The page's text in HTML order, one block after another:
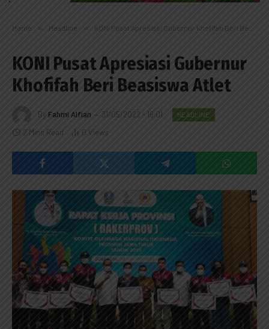
Home » Headline » KONI Pusat Apresiasi Gubernur Khofifah Beri Beasiswa Atlet
KONI Pusat Apresiasi Gubernur
Khofifah Beri Beasiswa Atlet
By Fahmi Alfian 31/05/2022 - 16:01 HEADLINE
2 Mins Read 0 Views